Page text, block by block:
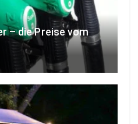
– die Preise vom